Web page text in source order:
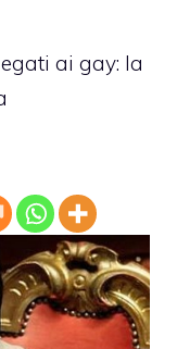
ai gay: la